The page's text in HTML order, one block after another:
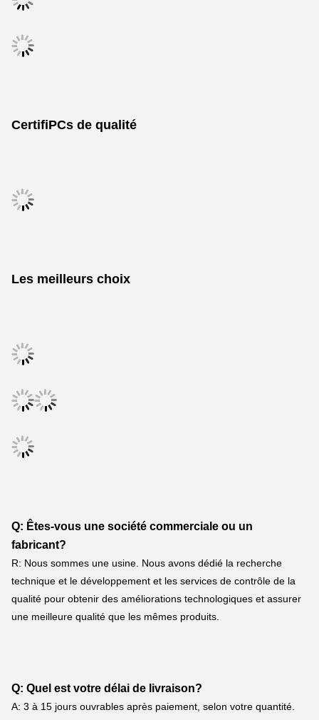
CertifiPCs de qualité
Les meilleurs choix
Q: Êtes-vous une société commerciale ou un
fabricant?
R: Nous sommes une usine. Nous avons dédié la recherche
technique et le développement et les services de contrôle de la
qualité pour obtenir des améliorations technologiques et assurer
une meilleure qualité que les mêmes produits.
Q: Quel est votre délai de livraison?
A: 3 à 15 jours ouvrables après paiement, selon votre quantité.